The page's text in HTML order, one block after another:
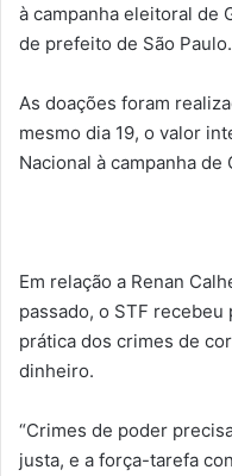
à campanha eleitoral de
de prefeito de São Paulo.
As doações foram
mesmo dia 19, o valor
Nacional à campanha de
Em relação a Renan
passado, o STF
prática dos crimes de
dinheiro.
“Crimes de poder
justa, e a força-tarefa